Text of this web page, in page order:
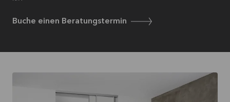
Buche einen Beratungstermin